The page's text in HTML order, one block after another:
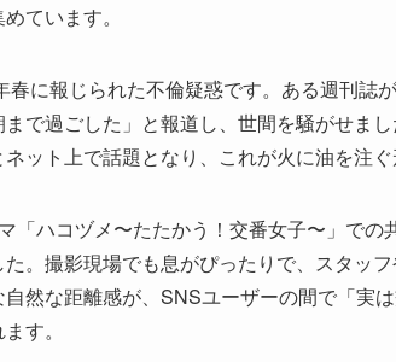
ています。
春に報じられた不倫疑惑です。ある週刊誌
で過ごした」と報道し、世間を騒がせま
ット上で話題となり、これが火に油を注ぐ
「ハコヅメ〜たたかう！交番女子〜」で
。撮影現場でも息がぴったりで、スタッ
然な距離感が、SNSユーザーの間で「実
す。